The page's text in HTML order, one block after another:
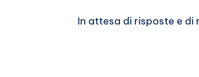
In attesa di risposte e di